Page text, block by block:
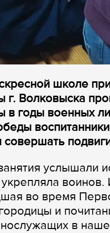
школе
г. Волковыска
в годы военных
услышали
во время
и
в